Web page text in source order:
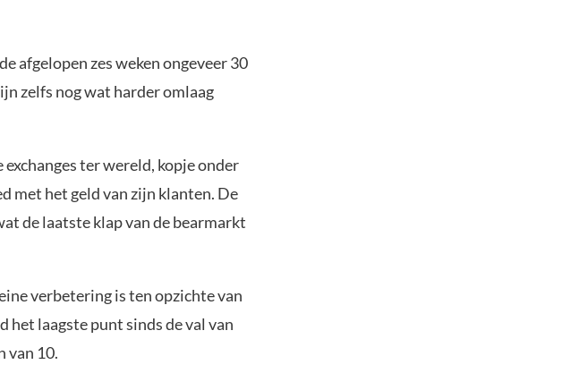
afgelopen zes weken ongeveer 30
zelfs nog wat harder omlaag
ter wereld, kopje onder
met het geld van zijn klanten. De
de laatste klap van de bearmarkt
verbetering is ten opzichte van
het laagste punt sinds de val van
van 10.